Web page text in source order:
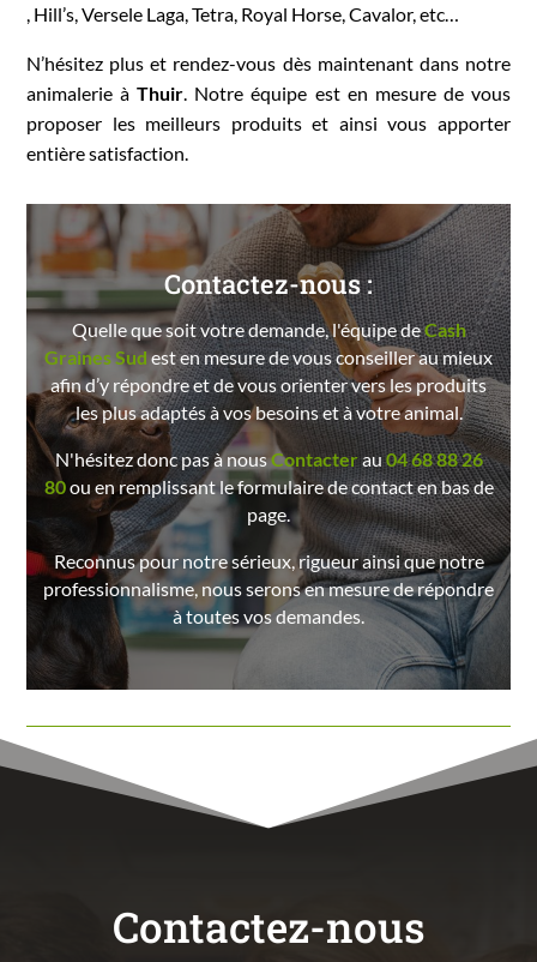
, Hill’s, Versele Laga, Tetra, Royal Horse, Cavalor, etc…
N’hésitez plus et rendez-vous dès maintenant dans notre
animalerie àThuir . Notre équipe est en mesure de vous
proposer les meilleurs produits et ainsi vous apporter
entière satisfaction.
Contactez-nous :
Quelle que soit votre demande, l'équipe deCash
Graines Sudest en mesure de vous conseiller au mieux
afin d’y répondre et de vous orienter vers les produits
les plus adaptés à vos besoins et à votre animal.
N'hésitez donc pas à nousContacterau04 68 88 26
80ou en remplissant le formulaire de contact en bas de
page.
Reconnus pour notre sérieux, rigueur ainsi que notre
professionnalisme, nous serons en mesure de répondre
à toutes vos demandes.
Contactez-nous